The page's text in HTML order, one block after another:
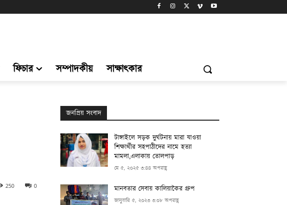
ফিচার সম্পাদকীয় সাক্ষাৎকার
0
250
জনপ্রিয় সংবাদ
টাঙ্গাইলে সড়ক দুর্ঘটনায় মারা যাওয়া
শিক্ষার্থীর সহপাঠীদের নামে হত্যা
মামলা,এলাকায় তোলপাড়
মে ৫, ২০২৫ ৩:৪৪ অপরাহ্ণ
মানবতার সেবায় কালিয়াকৈর গ্রুপ
জানুয়ারি ৫, ২০২৩ ৩:০৮ অপরাহ্ণ